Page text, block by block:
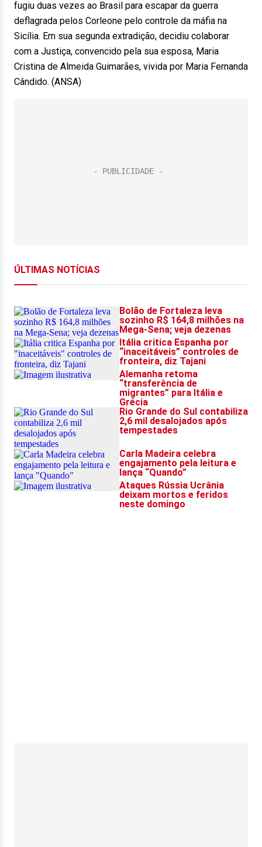
fugiu duas vezes ao Brasil para escapar da guerra
deflagrada pelos Corleone pelo controle da máfia na
Sicília. Em sua segunda extradição, decidiu colaborar
com a Justiça, convencido pela sua esposa, Maria
Cristina de Almeida Guimarães, vivida por Maria Fernanda
Cândido. (ANSA)